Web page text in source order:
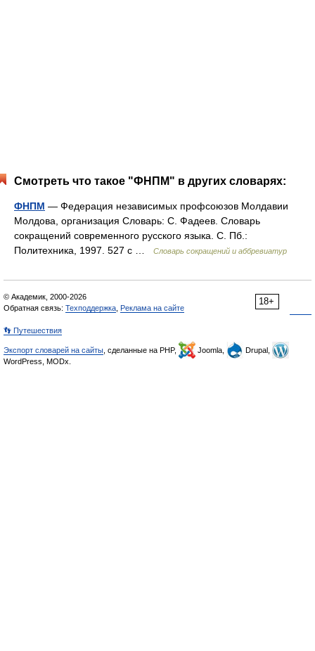
Смотреть что такое "ФНПМ" в других словарях:
ФНПМ — Федерация независимых профсоюзов Молдавии
Молдова, организация Словарь: С. Фадеев. Словарь
сокращений современного русского языка. С. Пб.:
Политехника, 1997. 527 с …
Словарь сокращений и аббревиатур
18+
© Академик, 2000-2026
Обратная связь: Техподдержка Реклама на сайте
👣 Путешествия
Экспорт словарей на сайты , сделанные на PHP, Joomla,
Drupal,
WordPress, MODx.